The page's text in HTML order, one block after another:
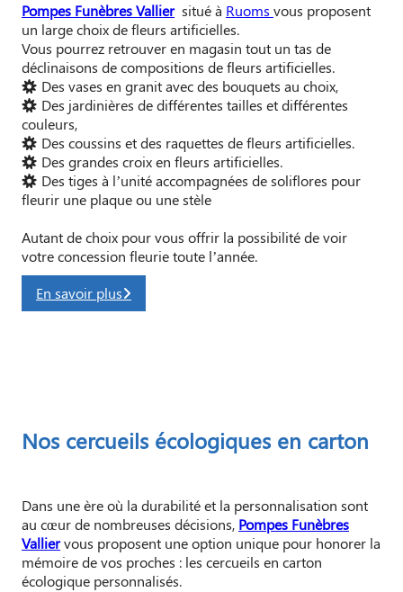
Pompes Funèbres Vallier situé à Ruoms vous proposent
un large choix de fleurs artificielles.
Vous pourrez retrouver en magasin tout un tas de
déclinaisons de compositions de fleurs artificielles.
Des vases en granit avec des bouquets au choix,
Des jardinières de différentes tailles et différentes
couleurs,
Des coussins et des raquettes de fleurs artificielles.
Des grandes croix en fleurs artificielles.
Des tiges à l’unité accompagnées de soliflores pour
fleurir une plaque ou une stèle
Autant de choix pour vous offrir la possibilité de voir
votre concession fleurie toute l’année.
En savoir plus
Nos cercueils écologiques en carton
Dans une ère où la durabilité et la personnalisation sont
au cœur de nombreuses décisions, Pompes Funèbres
Valliervous proposent une option unique pour honorer la
mémoire de vos proches : les cercueils en carton
écologique personnalisés.